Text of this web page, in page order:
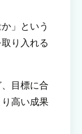
」という
り入れる
目標に合
高い成果